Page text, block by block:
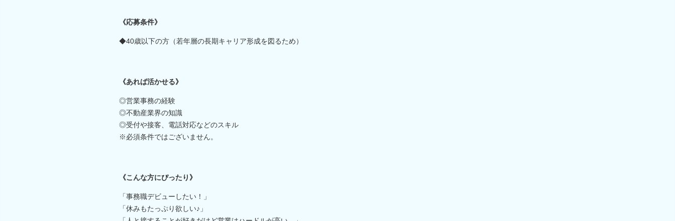
《応募条件》
◆40歳以下の方（若年層の長期キャリア形成を図るため）
《あれば活かせる》
◎営業事務の経験
◎不動産業界の知識
◎受付や接客、電話対応などのスキル
※必須条件ではございません。
《こんな方にぴったり》
「事務職デビューしたい！」
「休みもたっぷり欲しい♪」